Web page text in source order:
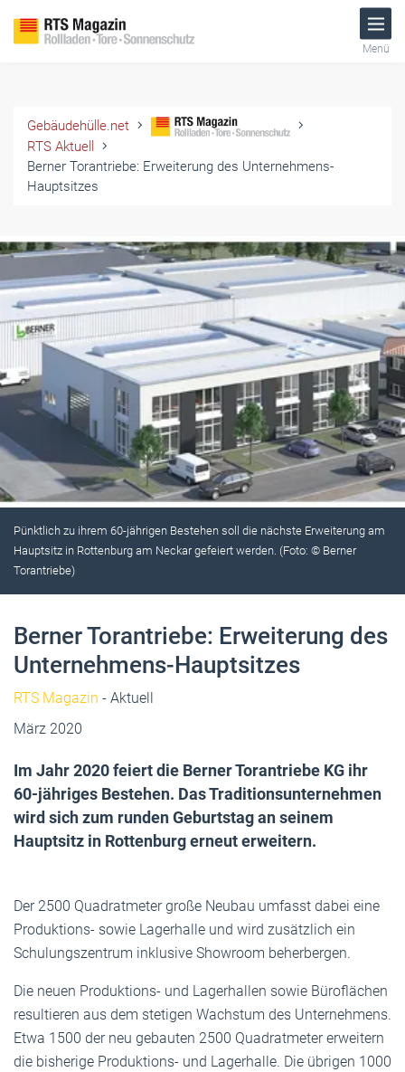
Menü
Gebäudehülle.net
RTS Aktuell
Berner Torantriebe: Erweiterung des Unternehmens-
Hauptsitzes
Pünktlich zu ihrem 60-jährigen Bestehen soll die nächste Erweiterung am
Hauptsitz in Rottenburg am Neckar gefeiert werden. (Foto: © Berner
Torantriebe)
Berner Torantriebe: Erweiterung des
Unternehmens-Hauptsitzes
RTS Magazin - Aktuell
März 2020
Im Jahr 2020 feiert die Berner Torantriebe KG ihr
60-jähriges Bestehen. Das Traditionsunternehmen
wird sich zum runden Geburtstag an seinem
Hauptsitz in Rottenburg erneut erweitern.
Der 2500 Quadratmeter große Neubau umfasst dabei eine
Produktions- sowie Lagerhalle und wird zusätzlich ein
Schulungszentrum inklusive Showroom beherbergen.
Die neuen Produktions- und Lagerhallen sowie Büroflächen
resultieren aus dem stetigen Wachstum des Unternehmens.
Etwa 1500 der neu gebauten 2500 Quadratmeter erweitern
die bisherige Produktions- und Lagerhalle. Die übrigen 1000